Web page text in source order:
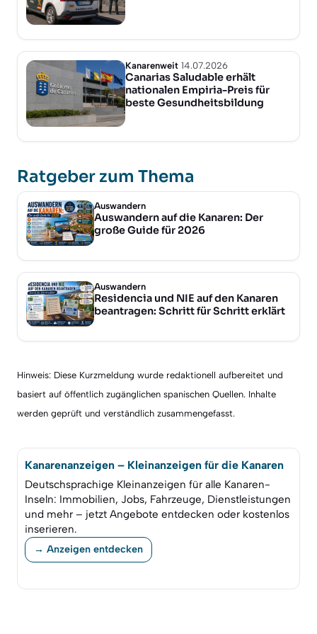
Kanarenweit 14.07.2026
Canarias Saludable erhält
nationalen Empiria-Preis für
beste Gesundheitsbildung
Ratgeber zum Thema
Auswandern
Auswandern auf die Kanaren: Der
große Guide für 2026
Auswandern
Residencia und NIE auf den Kanaren
beantragen: Schritt für Schritt erklärt
Hinweis: Diese Kurzmeldung wurde redaktionell aufbereitet und
basiert auf öffentlich zugänglichen spanischen Quellen. Inhalte
werden geprüft und verständlich zusammengefasst.
Kanarenanzeigen – Kleinanzeigen für die Kanaren
Deutschsprachige Kleinanzeigen für alle Kanaren-
Inseln: Immobilien, Jobs, Fahrzeuge, Dienstleistungen
und mehr – jetzt Angebote entdecken oder kostenlos
inserieren.
→ Anzeigen entdecken